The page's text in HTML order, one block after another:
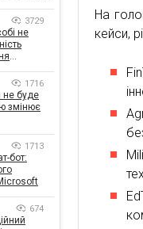
На
кейси,
3729
не
1716
не буде
змінює
1713
бот:
674